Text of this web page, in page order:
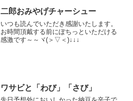
二郎おみやげチャーシュー
いつも読んでいただき感謝いたします。
お時間頂戴する前にぽちっといただける
感激です～～ヾ(＞▽＜)↓↓↓
ワサビと「わび」「さび」